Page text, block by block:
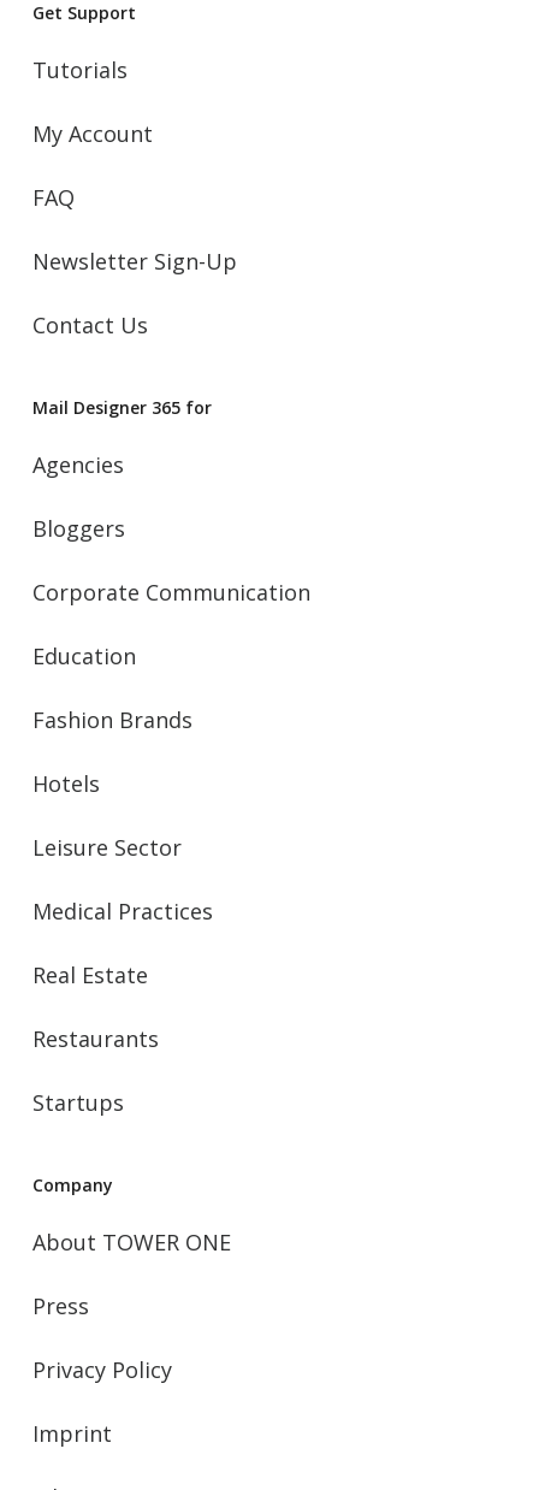
Get Support
Tutorials
My Account
FAQ
Newsletter Sign-Up
Contact Us
Mail Designer 365 for
Agencies
Bloggers
Corporate Communication
Education
Fashion Brands
Hotels
Leisure Sector
Medical Practices
Real Estate
Restaurants
Startups
Company
About TOWER ONE
Press
Privacy Policy
Imprint